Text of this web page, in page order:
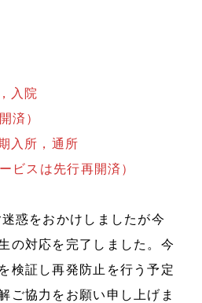
入院
済）
入所，通所
ビスは先行再開済）
惑をおかけしましたが今
の対応を完了しました。今
検証し再発防止を行う予定
ご協力をお願い申し上げま